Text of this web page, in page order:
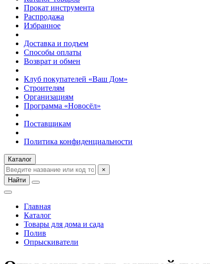
Прокат инструмента
Распродажа
Избранное
Доставка и подъем
Способы оплаты
Возврат и обмен
Клуб покупателей «Ваш Дом»
Строителям
Организациям
Программа «Новосёл»
Поставщикам
Политика конфиденциальности
Каталог
×
Найти
Главная
Каталог
Товары для дома и сада
Полив
Опрыскиватели